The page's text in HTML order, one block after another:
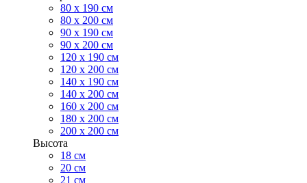
80 х 190 см
80 х 200 см
90 х 190 см
90 х 200 см
120 х 190 см
120 х 200 см
140 х 190 см
140 х 200 см
160 х 200 см
180 х 200 см
200 х 200 см
Высота
18 см
20 см
21 см